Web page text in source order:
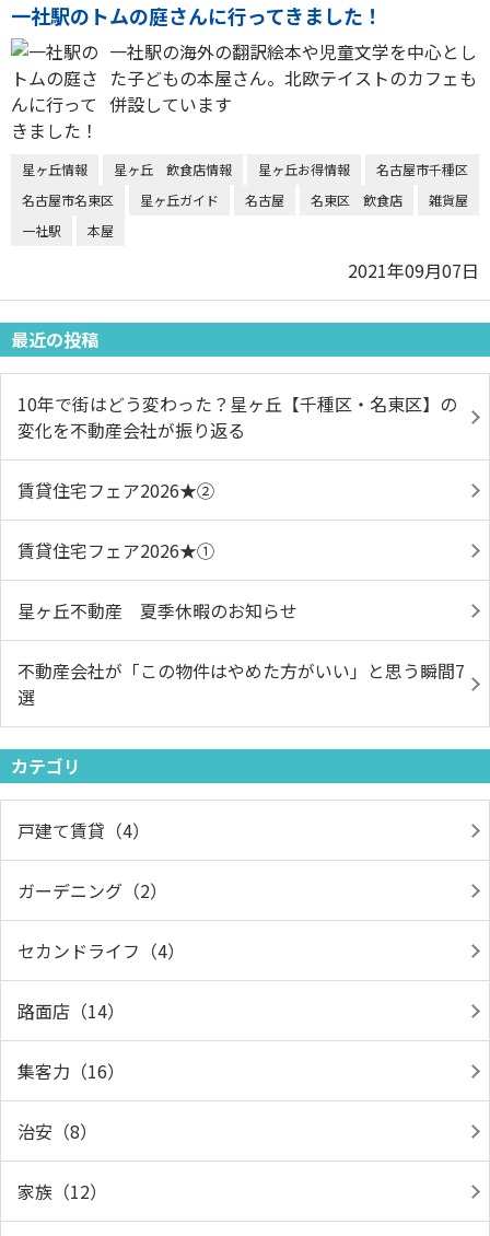
一社駅のトムの庭さんに行ってきました！
一社駅の海外の翻訳絵本や児童文学を中心とし
た子どもの本屋さん。北欧テイストのカフェも
併設しています
星ヶ丘情報 星ヶ丘 飲食店情報 星ヶ丘お得情報
名古屋市千種区
名古屋市名東区
星ヶ丘ガイド 名古屋 名東区 飲食店
雑貨屋
一社駅
本屋
2021年09月07日
最近の投稿
10年で街はどう変わった？星ヶ丘【千種区・名東区】の
変化を不動産会社が振り返る
賃貸住宅フェア2026★➁
賃貸住宅フェア2026★①
星ヶ丘不動産 夏季休暇のお知らせ
不動産会社が「この物件はやめた方がいい」と思う瞬間7
選
カテゴリ
戸建て賃貸（4）
ガーデニング（2）
セカンドライフ（4）
路面店（14）
集客力（16）
治安（8）
家族（12）